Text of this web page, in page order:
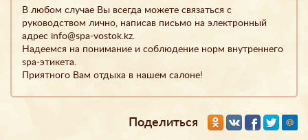
В любом случае Вы всегда можете связаться с
руководством лично, написав письмо на электронный
адрес info@spa-vostok.kz.
Надеемся на понимание и соблюдение норм внутреннего
spa-этикета.
Приятного Вам отдыха в нашем салоне!
Поделиться